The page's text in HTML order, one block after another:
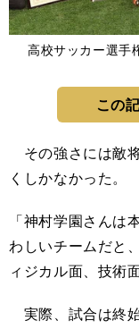
高校サッカー選
この
その強さには敵
くしかなかった。
「神村学園さんは
わしいチームだと
ィジカル面、技術
実際、試合は終